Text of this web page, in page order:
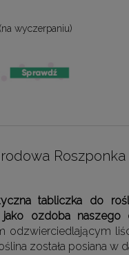
wyczerpaniu)
Roszponka
tabliczka do
ozdoba naszego
odzwierciedlającym
została posiana w